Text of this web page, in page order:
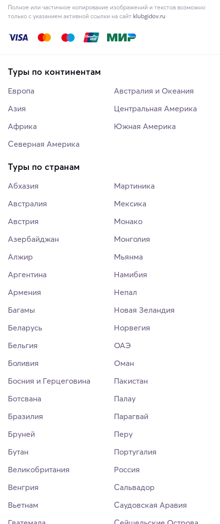
Полное или частичное копирование изображений и текстов возможно
только с указанием активной ссылки на сайт klubgidov.ru
Туры по континентам
Европа
Азия
Африка
Северная Америка
Австралия и Океания
Центральная Америка
Южная Америка
Туры по странам
Абхазия
Австралия
Австрия
Азербайджан
Алжир
Аргентина
Армения
Багамы
Беларусь
Бельгия
Боливия
Босния и Герцеговина
Ботсвана
Бразилия
Бруней
Бутан
Великобритания
Венгрия
Вьетнам
Мартиника
Мексика
Монако
Монголия
Мьянма
Намибия
Непал
Новая Зеландия
Норвегия
ОАЭ
Оман
Пакистан
Палау
Парагвай
Перу
Португалия
Россия
Сальвадор
Саудовская Аравия